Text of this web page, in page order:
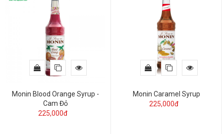
Monin Blood Orange Syrup -
Cam Đỏ
225,000đ
Monin Caramel Syrup
225,000đ